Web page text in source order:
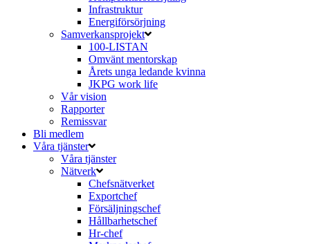
Infrastruktur
Energiförsörjning
Samverkansprojekt
100-LISTAN
Omvänt mentorskap
Årets unga ledande kvinna
JKPG work life
Vår vision
Rapporter
Remissvar
Bli medlem
Våra tjänster
Våra tjänster
Nätverk
Chefsnätverket
Exportchef
Försäljningschef
Hållbarhetschef
Hr-chef